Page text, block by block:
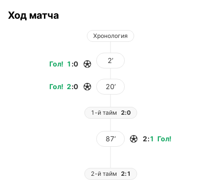
Ход матча
Хронология
Гол! 1 :0 2’
Гол! 2:0 20’
1-й тайм 2:0
87’ Гол!
2:1
2-й тайм 2:1